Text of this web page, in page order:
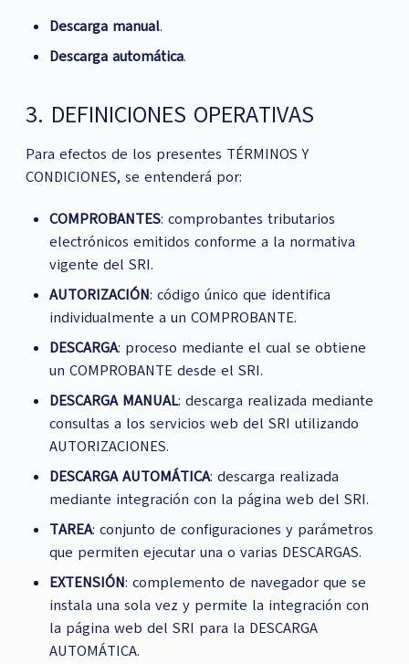
Descarga manual.
Descarga automática.
3. DEFINICIONES OPERATIVAS
Para efectos de los presentes TÉRMINOS Y
CONDICIONES, se entenderá por:
COMPROBANTES: comprobantes tributarios
electrónicos emitidos conforme a la normativa
vigente del SRI.
AUTORIZACIÓN: código único que identifica
individualmente a un COMPROBANTE.
DESCARGA: proceso mediante el cual se obtiene
un COMPROBANTE desde el SRI.
DESCARGA MANUAL: descarga realizada mediante
consultas a los servicios web del SRI utilizando
AUTORIZACIONES.
DESCARGA AUTOMÁTICA: descarga realizada
mediante integración con la página web del SRI.
TAREA: conjunto de configuraciones y parámetros
que permiten ejecutar una o varias DESCARGAS.
EXTENSIÓN: complemento de navegador que se
instala una sola vez y permite la integración con
la página web del SRI para la DESCARGA
AUTOMÁTICA.